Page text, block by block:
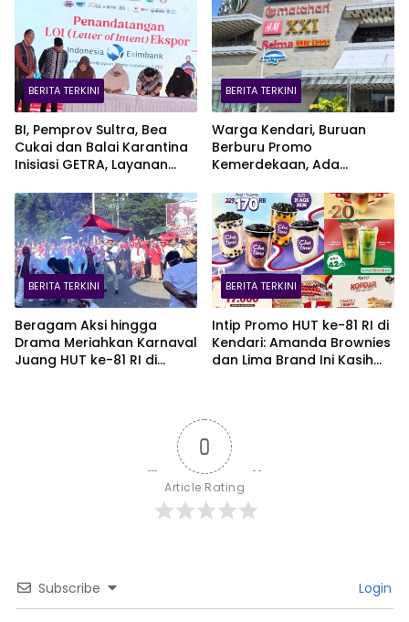
BERITA TERKINI
BI, Pemprov Sultra, Bea
Cukai dan Balai Karantina
Inisiasi GETRA, Layanan
Ekspor
BERITA TERKINI
Warga Kendari, Buruan
Berburu Promo
Kemerdekaan, Ada
EV Car
BERITA TERKINI
Beragam Aksi hingga
Drama Meriahkan Karnaval
Juang HUT ke-81 RI di
BERITA TERKINI
Intip Promo HUT ke-81 RI di
Kendari: Amanda Brownies
dan Lima Brand Ini Kasih
0
Article Rating
Subscribe Login